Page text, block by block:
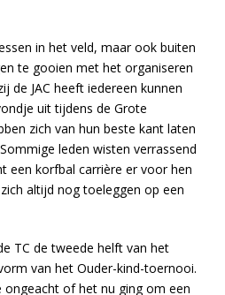
in het veld, maar ook buiten
te gooien met het organiseren
de JAC heeft iedereen kunnen
uit tijdens de Grote
zich van hun beste kant laten
leden wisten verrassend
een korfbal carrière er voor hen
altijd nog toeleggen op een
TC de tweede helft van het
van het Ouder-kind-toernooi.
of het nu ging om een